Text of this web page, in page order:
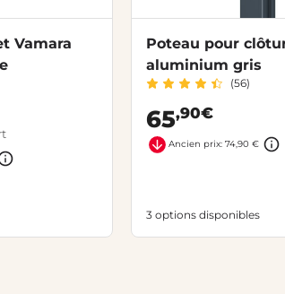
Vamara
Poteau pour
aluminium gris
(56)
65,90€
Ancien prix: 74,90 €
3 options disponibles